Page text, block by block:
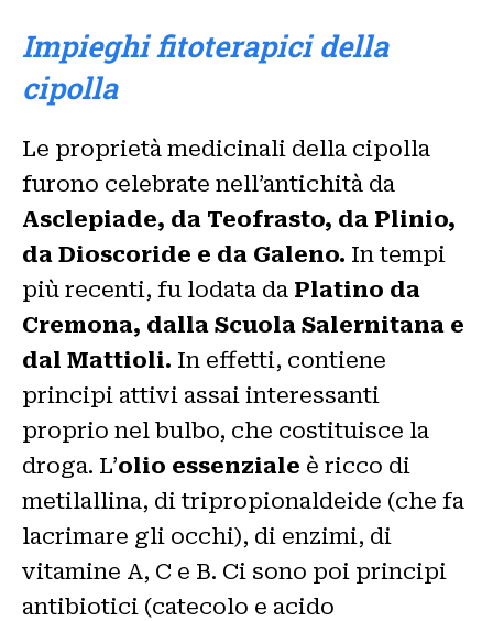
Impieghi fitoterapici della
cipolla
Le proprietà medicinali della cipolla
furono celebrate nell’antichità da
Asclepiade, da Teofrasto, da Plinio,
da Dioscoride e da Galeno. In tempi
più recenti, fu lodata da Platino da
Cremona, dalla Scuola Salernitana e
dal Mattioli. In effetti, contiene
principi attivi assai interessanti
proprio nel bulbo, che costituisce la
droga. L’olio essenziale è ricco di
metilallina, di tripropionaldeide (che fa
lacrimare gli occhi), di enzimi, di
vitamine A, C e B. Ci sono poi principi
antibiotici (catecolo e acido